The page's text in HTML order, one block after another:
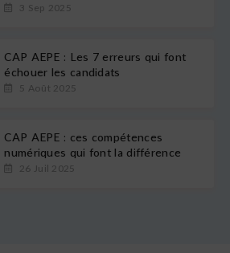
3 Sep 2025
CAP AEPE : Les 7 erreurs qui font
échouer les candidats
5 Août 2025
CAP AEPE : ces compétences
numériques qui font la différence
26 Juil 2025